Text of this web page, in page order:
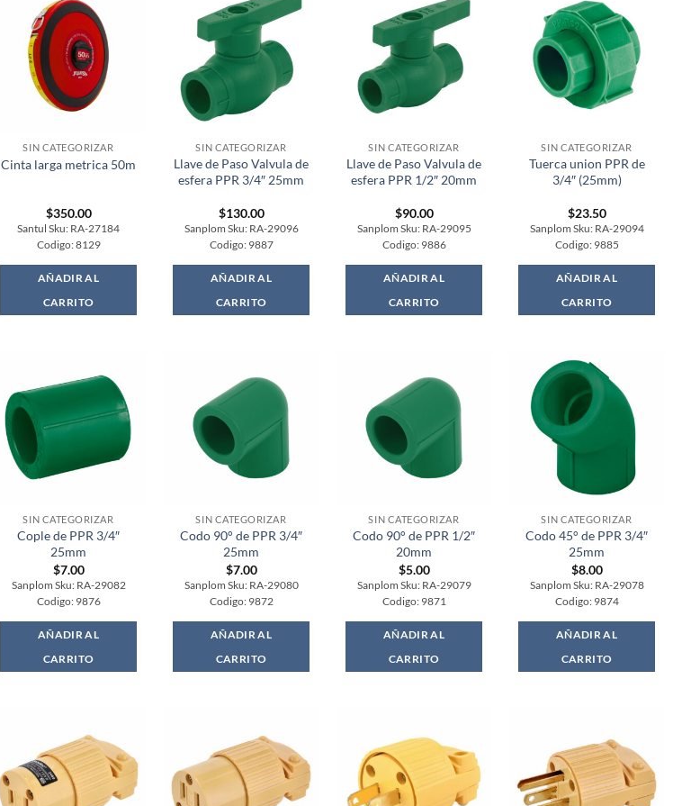
SIN CATEGORIZAR
Cinta larga metrica 50m
$350.00
Santul Sku: RA-27184
Codigo: 8129
AÑADIR AL
CARRITO
SIN CATEGORIZAR
Llave de Paso Valvula de
esfera PPR 3/4″ 25mm
$130.00
Sanplom Sku: RA-29096
Codigo: 9887
AÑADIR AL
CARRITO
SIN CATEGORIZAR
Llave de Paso Valvula de
esfera PPR 1/2″ 20mm
$90.00
Sanplom Sku: RA-29095
Codigo: 9886
AÑADIR AL
CARRITO
SIN CATEGORIZAR
Tuerca union PPR de
3/4″ (25mm)
$23.50
Sanplom Sku: RA-29094
Codigo: 9885
AÑADIR AL
CARRITO
SIN CATEGORIZAR
Cople de PPR 3/4″
25mm
$7.00
Sanplom Sku: RA-29082
Codigo: 9876
AÑADIR AL
CARRITO
SIN CATEGORIZAR
Codo 90° de PPR 3/4″
25mm
$7.00
Sanplom Sku: RA-29080
Codigo: 9872
AÑADIR AL
CARRITO
SIN CATEGORIZAR
Codo 90° de PPR 1/2″
20mm
$5.00
Sanplom Sku: RA-29079
Codigo: 9871
AÑADIR AL
CARRITO
SIN CATEGORIZAR
Codo 45° de PPR 3/4″
25mm
$8.00
Sanplom Sku: RA-29078
Codigo: 9874
AÑADIR AL
CARRITO